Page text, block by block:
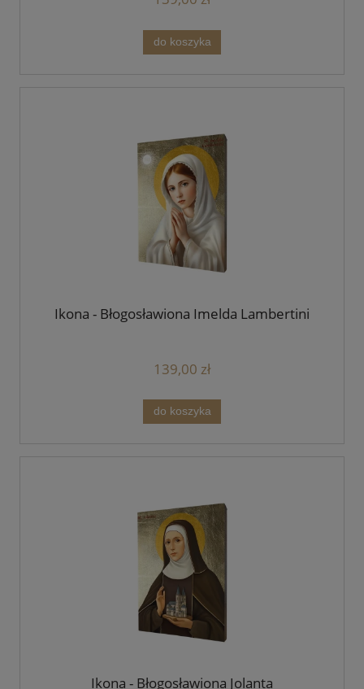
do koszyka
Ikona - Błogosławiona Imelda Lambertini
139,00 zł
do koszyka
Ikona - Błogosławiona Jolanta